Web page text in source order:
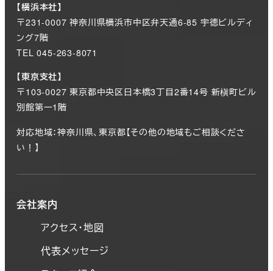
【横浜本社】
〒231-0007 神奈川県横浜市中区弁天通6-85 宇徳ビルディ
ング7階
TEL 045-263-8071
【東京支社】
〒103-0027 東京都中央区日本橋3丁目2番14号 新槇町ビル
別館第一1階
対応地域：神奈川県、東京都【その他の地域もご相談くださ
い！】
会社案内
アクセス・地図
代表メッセージ